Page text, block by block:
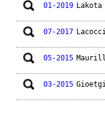
01-2019 Lakota
07-2017
05-2015
03-2015